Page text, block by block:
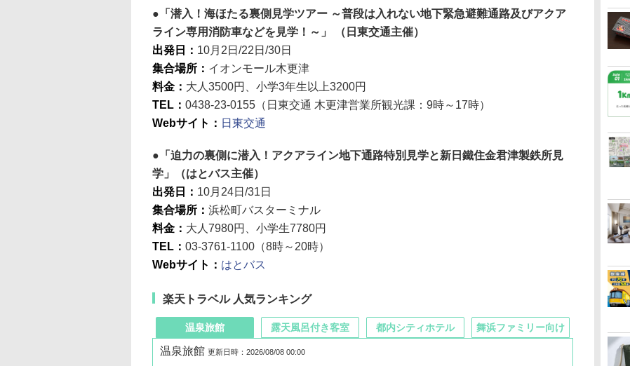
「潜入！海ほたる裏側見学ツアー ～普段は入れない地下緊急避難通路及びアクア
ライン専用消防車などを見学！～」 （日東交通主催）
出発日： 10月2日/22日/30日
集合場所： イオンモール木更津
料金： 大人3500円、小学3年生以上3200円
TEL： 0438-23-0155（日東交通 木更津営業所観光課：9時～17時）
Webサイト： 日東交通
「迫力の裏側に潜入！アクアライン地下通路特別見学と新日鐵住金君津製鉄所見
学」（はとバス主催）
出発日： 10月24日/31日
集合場所： 浜松町バスターミナル
料金： 大人7980円、小学生7780円
TEL： 03-3761-1100（8時～20時）
Webサイト： はとバス
楽天トラベル 人気ランキング
温泉旅館
温泉旅館 更新日時：2026/08/08 00:00
露天風呂付き客室 都内シティホテル 舞浜ファミリー向け